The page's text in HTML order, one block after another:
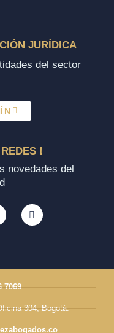
JURÍDICA
del sector
!
novedades del
7069
304, Bogotá.